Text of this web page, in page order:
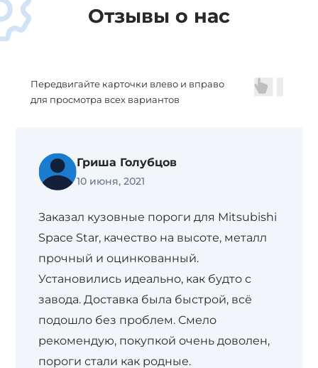
Отзывы о нас
Передвигайте карточки влево и вправо
для просмотра всех вариантов
Гриша Голубцов
10 июня, 2021
Заказал кузовные пороги для Mitsubishi
Space Star, качество на высоте, металл
прочный и оцинкованный.
Установились идеально, как будто с
завода. Доставка была быстрой, всё
подошло без проблем. Смело
рекомендую, покупкой очень доволен,
пороги стали как родные.